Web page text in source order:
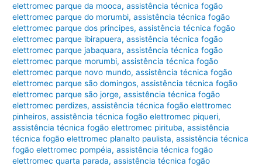
elettromec parque da mooca,assistência técnica fogão
elettromec parque do morumbi,assistência técnica fogão
elettromec parque dos principes,assistência técnica fogão
elettromec parque ibirapuera,assistência técnica fogão
elettromec parque jabaquara,assistência técnica fogão
elettromec parque morumbi,assistência técnica fogão
elettromec parque novo mundo,assistência técnica fogão
elettromec parque são domingos,assistência técnica fogão
elettromec parque são jorge,assistência técnica fogão
elettromec perdizes,assistência técnica fogão elettromec
pinheiros,assistência técnica fogão elettromec piqueri,
assistência técnica fogão elettromec pirituba,assistência
técnica fogão elettromec planalto paulista,assistência técnica
fogão elettromec pompéia,assistência técnica fogão
elettromec quarta parada,assistência técnica fogão